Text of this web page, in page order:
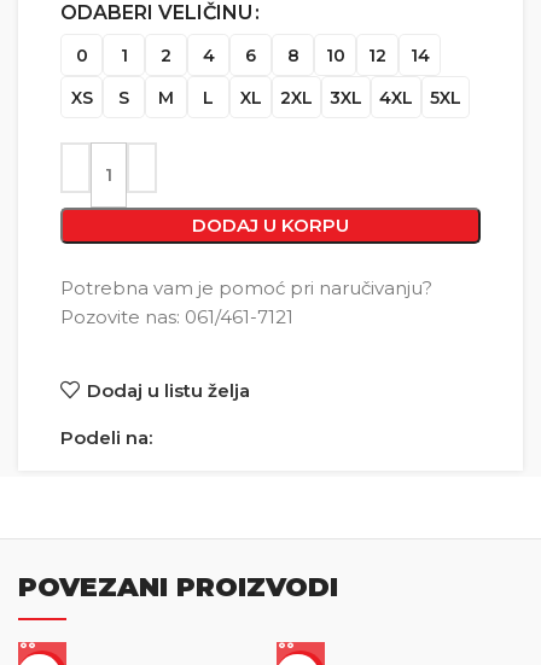
ODABERI VELIČINU
0 1 2 4 6 8 10 12
14
XS
S M L XL 2XL 3XL 4XL 5XL
DODAJ U KORPU
Potrebna vam je pomoć pri naručivanju?
Pozovite nas: 061/461-7121
Dodaj u listu želja
Podeli na:
POVEZANI PROIZVODI